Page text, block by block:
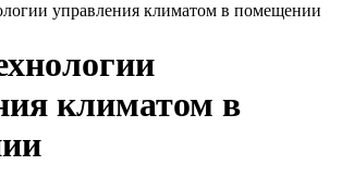
управления климатом в помещении
климатом в